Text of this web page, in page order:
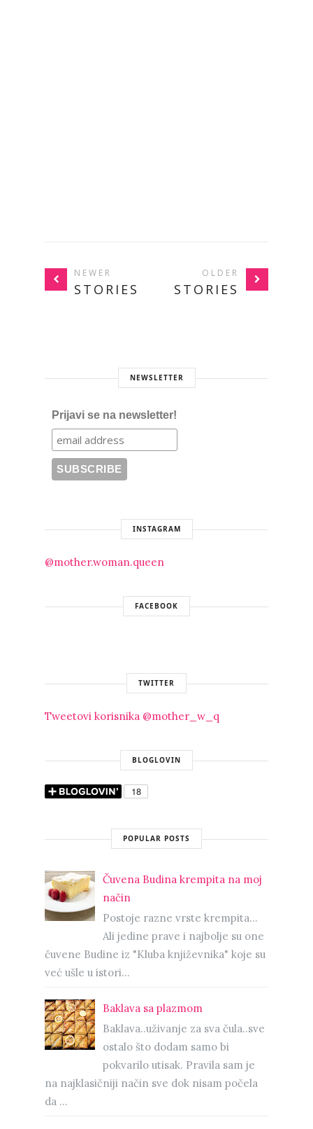
NEWER
STORIES
OLDER
STORIES
NEWSLETTER
Prijavi se na newsletter!
INSTAGRAM
@mother.woman.queen
FACEBOOK
TWITTER
Tweetovi korisnika @mother_w_q
BLOGLOVIN
POPULAR POSTS
Čuvena Budina krempita na moj
način
Postoje razne vrste krempita...
Ali jedine prave i najbolje su one
čuvene Budine iz "Kluba književnika" koje su
već ušle u istori...
Baklava sa plazmom
Baklava..uživanje za sva čula..sve
ostalo što dodam samo bi
pokvarilo utisak. Pravila sam je
na najklasičniji način sve dok nisam počela
da ...